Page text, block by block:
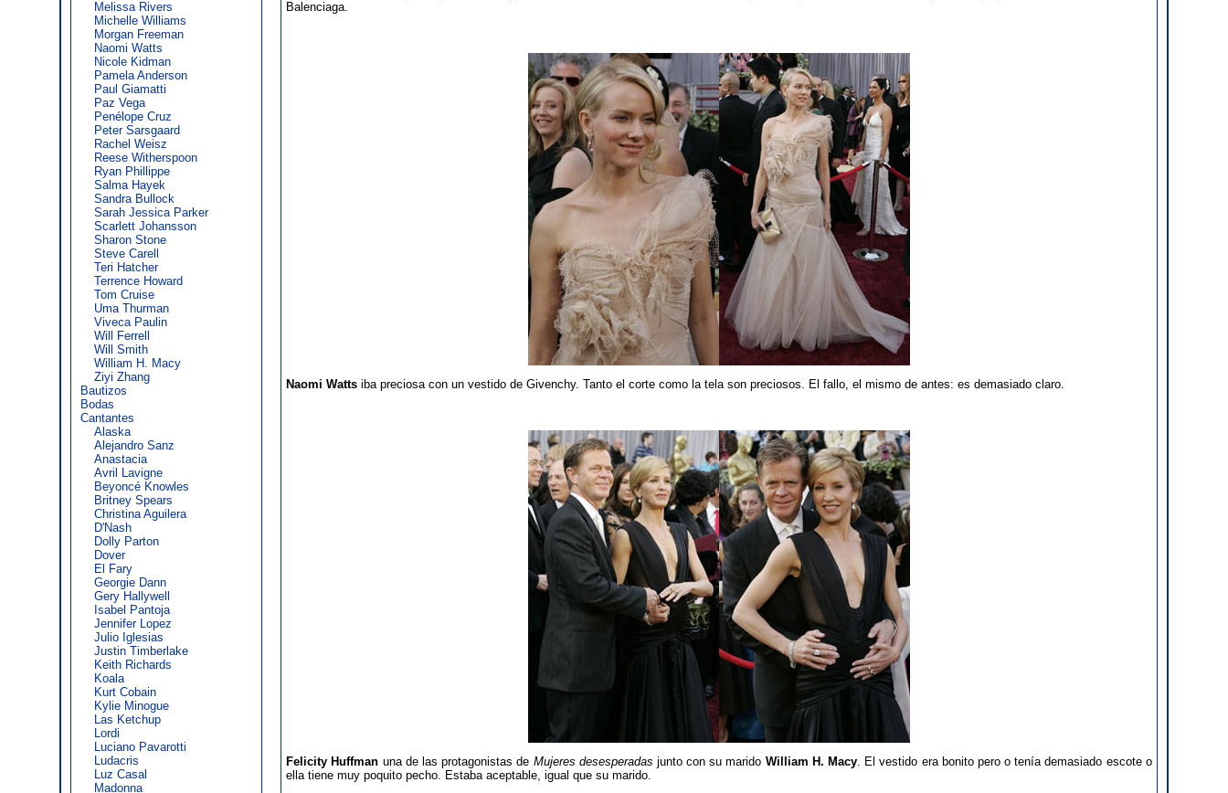
Melissa Rivers
Michelle Williams
Morgan Freeman
Naomi Watts
Nicole Kidman
Pamela Anderson
Paul Giamatti
Paz Vega
Penélope Cruz
Peter Sarsgaard
Rachel Weisz
Reese Witherspoon
Ryan Phillippe
Salma Hayek
Sandra Bullock
Sarah Jessica Parker
Scarlett Johansson
Sharon Stone
Steve Carell
Teri Hatcher
Terrence Howard
Tom Cruise
Uma Thurman
Viveca Paulin
Will Ferrell
Will Smith
William H. Macy
Ziyi Zhang
Bautizos
Bodas
Cantantes
Alaska
Alejandro Sanz
Anastacia
Avril Lavigne
Beyoncé Knowles
Britney Spears
Christina Aguilera
D'Nash
Dolly Parton
Dover
El Fary
Georgie Dann
Gery Hallywell
Isabel Pantoja
Jennifer Lopez
Julio Iglesias
Justin Timberlake
Keith Richards
Koala
Kurt Cobain
Kylie Minogue
Las Ketchup
Lordi
Luciano Pavarotti
Ludacris
Luz Casal
Madonna
Balenciaga.
Naomi Watts iba preciosa con un vestido de Givenchy. Tanto el corte como la tela son preciosos. El fallo, el mismo de antes: es demasiado claro.
Felicity Huffman una de las protagonistas de Mujeres desesperadas junto con su marido William H. Macy. El vestido era bonito pero o tenía demasiado escote o
ella tiene muy poquito pecho. Estaba aceptable, igual que su marido.